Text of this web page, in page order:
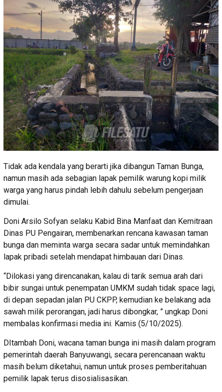
Tidak ada kendala yang berarti jika dibangun Taman Bunga,
namun masih ada sebagian lapak pemilik warung kopi milik
warga yang harus pindah lebih dahulu sebelum pengerjaan
dimulai.
Doni Arsilo Sofyan selaku Kabid Bina Manfaat dan Kemitraan
Dinas PU Pengairan, membenarkan rencana kawasan taman
bunga dan meminta warga secara sadar untuk memindahkan
lapak pribadi setelah mendapat himbauan dari Dinas.
“Dilokasi yang direncanakan, kalau di tarik semua arah dari
bibir sungai untuk penempatan UMKM sudah tidak space lagi,
di depan sepadan jalan PU CKPP, kemudian ke belakang ada
sawah milik perorangan, jadi harus dibongkar, ” ungkap Doni
membalas konfirmasi media ini. Kamis (5/10/2025).
DItambah Doni, wacana taman bunga ini masih dalam program
pemerintah daerah Banyuwangi, secara perencanaan waktu
masih belum diketahui, namun untuk proses pemberitahuan
pemilik lapak terus disosialisasikan.